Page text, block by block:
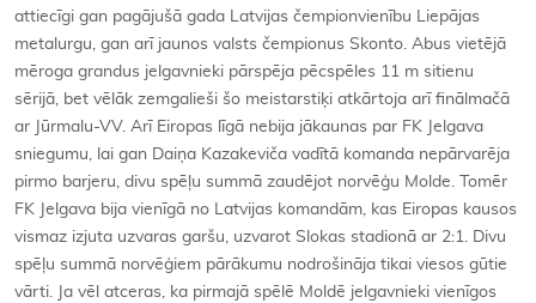
attiecīgi gan pagājušā gada Latvijas čempionvienību Liepājas
metalurgu, gan arī jaunos valsts čempionus Skonto. Abus vietējā
mēroga grandus jelgavnieki pārspēja pēcspēles 11 m sitienu
sērijā, bet vēlāk zemgalieši šo meistarstiķi atkārtoja arī finālmačā
ar Jūrmalu-VV. Arī Eiropas līgā nebija jākaunas par FK Jelgava
sniegumu, lai gan Daiņa Kazakeviča vadītā komanda nepārvarēja
pirmo barjeru, divu spēļu summā zaudējot norvēģu Molde. Tomēr
FK Jelgava bija vienīgā no Latvijas komandām, kas Eiropas kausos
vismaz izjuta uzvaras garšu, uzvarot Slokas stadionā ar 2:1. Divu
spēļu summā norvēģiem pārākumu nodrošināja tikai viesos gūtie
vārti. Ja vēl atceras, ka pirmajā spēlē Moldē jelgavnieki vienīgos